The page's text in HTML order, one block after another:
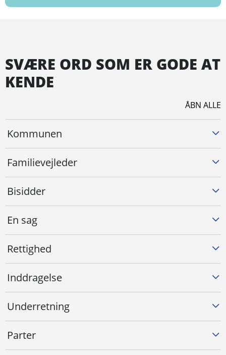
SVÆRE ORD SOM ER GODE AT
KENDE
ÅBN ALLE
Kommunen
Familievejleder
Bisidder
En sag
Rettighed
Inddragelse
Underretning
Parter